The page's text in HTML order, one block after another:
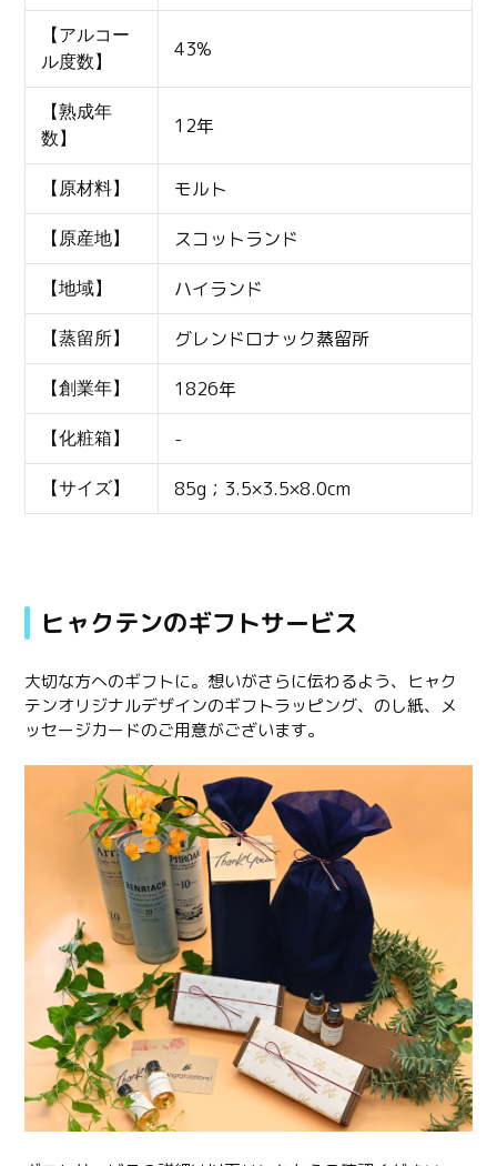
【アルコー
ル度数】
43%
【熟成年
数】
12年
【原材料】 モルト
【原産地】 スコットランド
【地域】 ハイランド
【蒸留所】 グレンドロナック蒸留所
【創業年】 1826年
【化粧箱】 -
【サイズ】 85g；3.5×3.5×8.0cm
ヒャクテンのギフトサービス
大切な方へのギフトに。想いがさらに伝わるよう、ヒャク
テンオリジナルデザインのギフトラッピング、のし紙、メ
ッセージカードのご用意がございます。